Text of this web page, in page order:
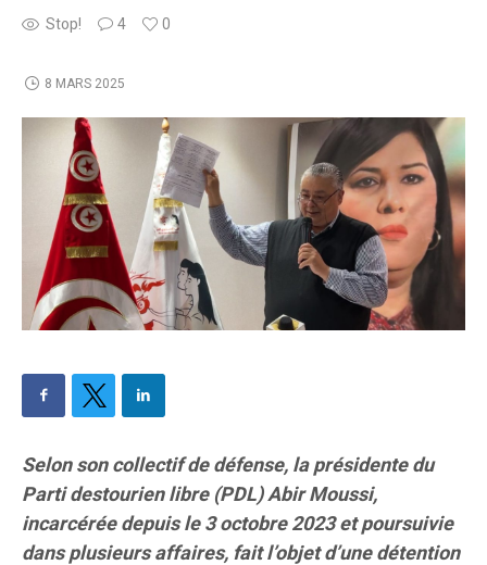
Stop! 4 0
8 MARS 2025
Selon son collectif de défense, la présidente du
Parti destourien libre (PDL) Abir Moussi,
incarcérée depuis le 3 octobre 2023 et poursuivie
dans plusieurs affaires, fait l’objet d’une détention